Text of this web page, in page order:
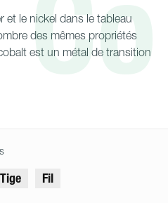
et le nickel dans le tableau
des mêmes propriétés
est un métal de transition
Co
Tige Fil